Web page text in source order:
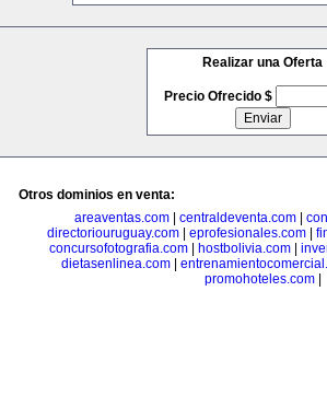
Realizar una Oferta
Precio Ofrecido $
Otros dominios en venta:
areaventas.com
centraldeventa.com
directoriouruguay.com
eprofesionales.com
concursofotografia.com| hostbolivia.com|
dietasenlinea.com|
promohoteles.com|